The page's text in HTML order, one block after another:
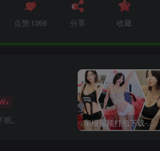
点赞 1366 分享 收藏
。 车模视频打包下载-高清无水印版